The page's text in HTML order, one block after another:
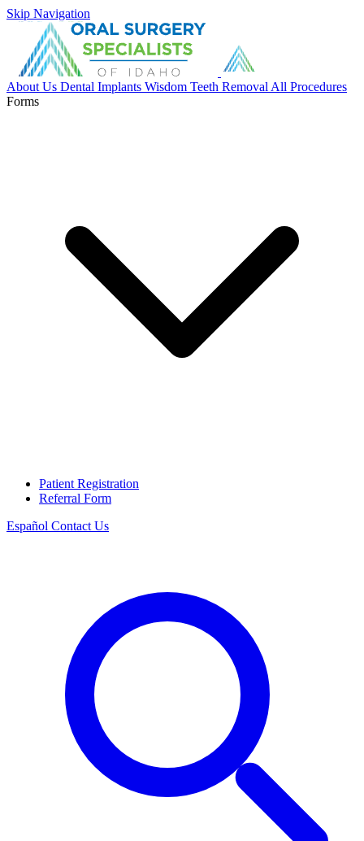
Skip Navigation
About Us Dental Implants Wisdom Teeth Removal All Procedures
Forms
Patient Registration
Referral Form
Español Contact Us